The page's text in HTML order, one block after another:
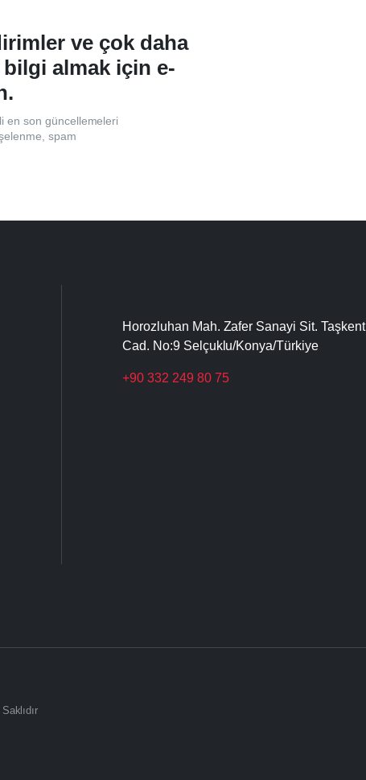
ve çok daha
bilgi almak için e-
en son güncellemeleri
spam
Horozluhan Mah. Zafer Sanayi Sit. Taşkent
Cad. No:9 Selçuklu/Konya/Türkiye
+90 332 249 80 75